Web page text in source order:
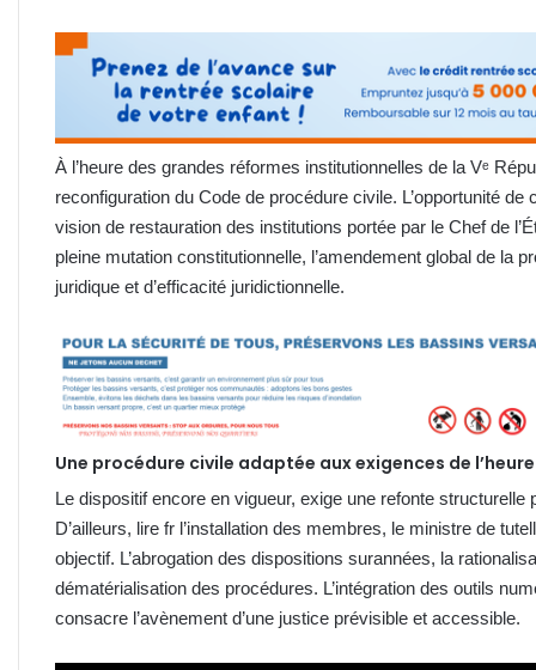
À l’heure des grandes réformes institutionnelles de la Vᵉ
reconfiguration du Code de procédure civile. L’opportunité
vision de restauration des institutions portée par le Chef de
pleine mutation constitutionnelle, l’amendement global de la
juridique et d’efficacité juridictionnelle.
Une procédure civile adaptée aux exigences de
Le dispositif encore en vigueur, exige une refonte
D’ailleurs, lire fr l’installation des membres, le ministre de
objectif. L’abrogation des dispositions surannées, la
dématérialisation des procédures. L’intégration des outils
consacre l’avènement d’une justice prévisible et accessible.